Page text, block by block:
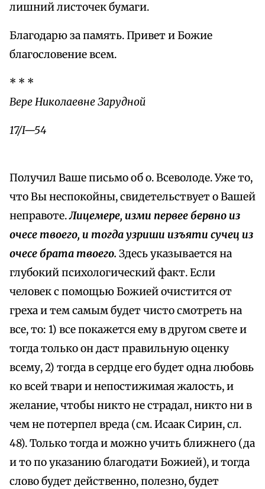
лишний листочек бумаги.
Благодарю за память. Привет и Божие
благословение всем.
* * *
Вере Николаевне Зарудной
17/I—54
Получил Ваше письмо об о. Всеволоде. Уже то,
что Вы неспокойны, свидетельствует о Вашей
неправоте.Лицемере, изми первее бервно из
очесе твоего, и тогда узриши изъяти сучец из
очесе брата твоего. Здесь указывается на
глубокий психологический факт. Если
человек с помощью Божией очистится от
греха и тем самым будет чисто смотреть на
все, то: 1) все покажется ему в другом свете и
тогда только он даст правильную оценку
всему, 2) тогда в сердце его будет одна любовь
ко всей твари и непостижимая жалость, и
желание, чтобы никто не страдал, никто ни в
чем не потерпел вреда (см. Исаак Сирин, сл.
48). Только тогда и можно учить ближнего (да
и то по указанию благодати Божией), и тогда
слово будет действенно, полезно, будет